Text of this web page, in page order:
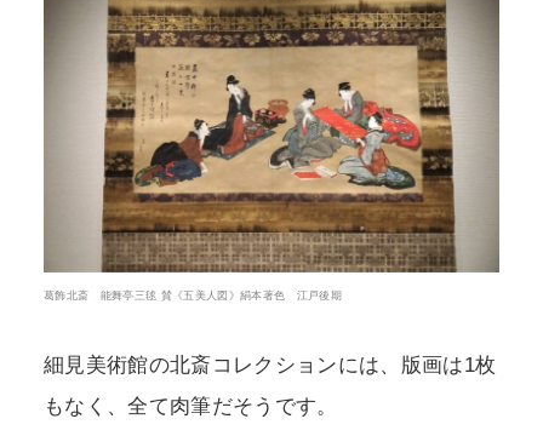
葛飾北斎 能舞亭三毬 賛《五美人図》絹本著色 江戸後期
細見美術館の北斎コレクションには、版画は1枚
もなく、全て肉筆だそうです。